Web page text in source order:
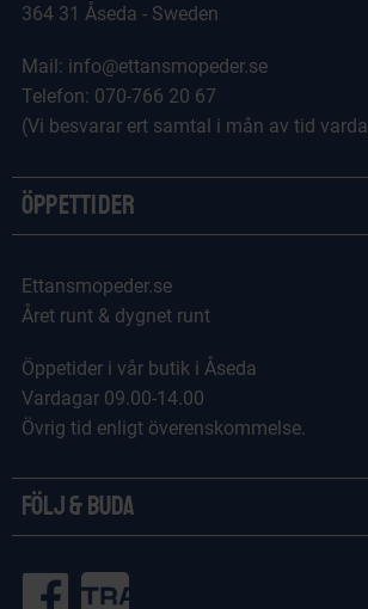
364 31 Åseda - Sweden
Mail: info@ettansmopeder.se
Telefon: 070-766 20 67
(Vi besvarar ert samtal i mån av tid
Öppettider
Ettansmopeder.se
Året runt & dygnet runt
Öppetider i vår butik i Åseda
Vardagar 09.00-14.00
Övrig tid enligt överenskommelse.
Följ & Buda